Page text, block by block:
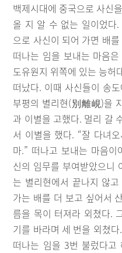
백제시대에 중국으로 사신
올 지 알 수 없는 일이었다
으로 사신이 되어 가면 배
떠나는 임을 보내는 마음
도유원지 위쪽에 있는 능허
떠났다. 이때 사신들이 송
부평의 별리현(別離峴)을
과 이별을 고했다. 멀리 갈
서 이별을 했다. “잘 다녀
마.” 떠나고 보내는 마음
신의 임무를 부여받았으니
는 별리현에서 끝나지 않
가는 배를 더 보고 싶어서
름을 목이 터져라 외쳤다.
기를 바라며 세 번을 외쳤
떠나는 임을 3번 불렀다고